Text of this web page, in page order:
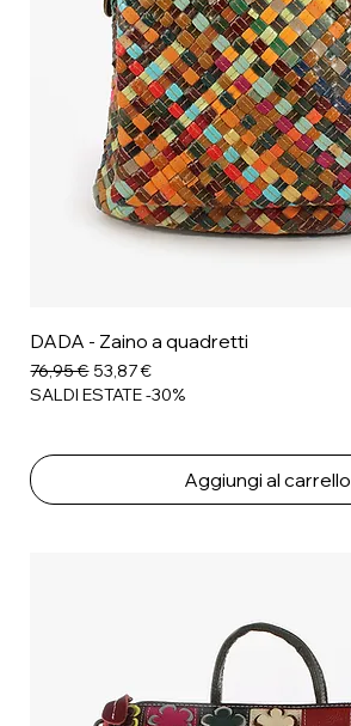
DADA - Zaino a quadretti
Prezzo regolare
76,95 € Prezzo scontato
53,87 €
SALDI ESTATE -30%
Aggiungi al carrello